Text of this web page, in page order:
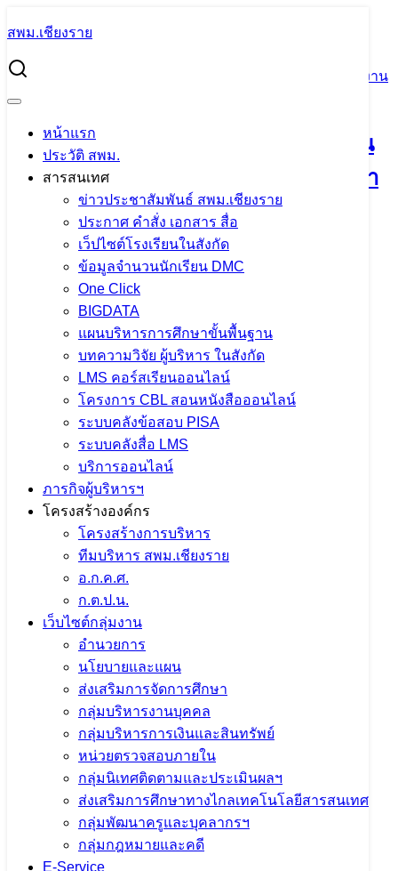
to
content
สพม.เชียงราย
หน้าแรก
ประวัติ สพม.
สารสนเทศ
ข่าวประชาสัมพันธ์ สพม.เชียงราย
ประกาศ คำสั่ง เอกสาร สื่อ
เว็ปไซต์โรงเรียนในสังกัด
ข้อมูลจำนวนนักเรียน DMC
One Click
BIGDATA
แผนบริหารการศึกษาขั้นพื้นฐาน
บทความวิจัย ผู้บริหาร ในสังกัด
LMS คอร์สเรียนออนไลน์
โครงการ CBL สอนหนังสือออนไลน์
ระบบคลังข้อสอบ PISA
ระบบคลังสื่อ LMS
บริการออนไลน์
ภารกิจผู้บริหารฯ
โครงสร้างองค์กร
โครงสร้างการบริหาร
ทีมบริหาร สพม.เชียงราย
อ.ก.ค.ศ.
ก.ต.ป.น.
เว็บไซต์กลุ่มงาน
อำนวยการ
นโยบายและแผน
ส่งเสริมการจัดการศึกษา
กลุ่มบริหารงานบุคคล
กลุ่มบริหารการเงินและสินทรัพย์
หน่วยตรวจสอบภายใน
กลุ่มนิเทศติดตามและประเมินผลฯ
ส่งเสริมการศึกษาทางไกลเทคโนโลยีสารสนเทศ
กลุ่มพัฒนาครูและบุคลากรฯ
กลุ่มกฎหมายและคดี
E-Service
for:
ประชุมเชิงปฏิบัติการ “การขับเคลื่อนงานอำนวยการ” สำนักงาน
เขตพื้นที่การศึกษา
ประชุมเชิงปฏิบัติการ “การขับเคลื่อนงาน
อำนวยการ” สำนักงานเขตพื้นที่การศึกษา
29 พฤษภาคม 202329 พฤษภาคม 2023
สพม.เชียงราย
กลุ่มอำนวยการ
จำนวนผู้ชม: 1,613
เนื้อหาอื่นๆ